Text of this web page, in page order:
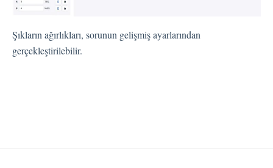
Dışarı Aktar
Şıkların ağırlıkları, sorunun gelişmiş ayarlarından
gerçekleştirilebilir.